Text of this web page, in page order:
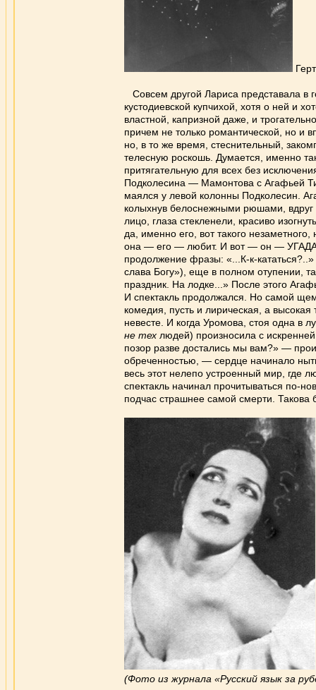
Совсем другой Лариса представала в
кустодиевской купчихой, хотя о ней и
властной, капризной даже, и
причем не только романтической, но и
но, в то же время, стеснительный,
телесную роскошь. Думается, именно
притягательную для всех без
Подколесина — Мамонтова с Агафьей
маялся у левой колонны Подколесин.
колыхнув белоснежными рюшами, вдруг
лицо, глаза стекленели, красиво
да, именно его, вот такого
она — его — любит. И вот — он —
продолжение фразы: «...К-к-
слава Богу»), еще в полном отупении,
праздник. На лодке...» После этого
И спектакль продолжался. Но самой
комедия, пусть и лирическая, а
невесте. И когда Уромова, стоя одна в
не тех людей) произносила с
позор разве достались мы вам?» —
обреченностью, — сердце начинало
весь этот нелепо устроенный мир, где
спектакль начинал прочитываться по-
подчас страшнее самой смерти.
(Фото из журнала «Русский язык за